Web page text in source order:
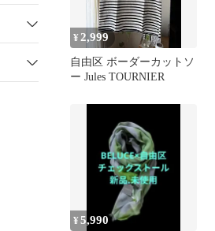
¥ 2,999
自由区 ボーダーカットソ
ー Jules TOURNIER
¥5,990